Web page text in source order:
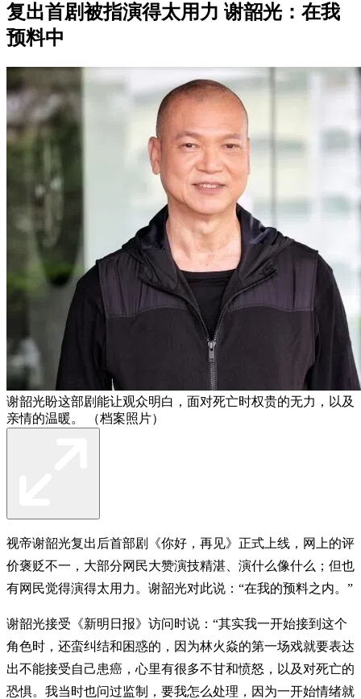
复出首剧被指演得太用力 谢韶光：在我
预料中
谢韶光盼这部剧能让观众明白，面对死亡时权贵的无力，以及
亲情的温暖。 （档案照片）
视帝谢韶光复出后首部剧《你好，再见》正式上线，网上的评
价褒贬不一，大部分网民大赞演技精湛、演什么像什么；但也
有网民觉得演得太用力。谢韶光对此说：“在我的预料之内。”
谢韶光接受《新明日报》访问时说：“其实我一开始接到这个
角色时，还蛮纠结和困惑的，因为林火焱的第一场戏就要表达
出不能接受自己患癌，心里有很多不甘和愤怒，以及对死亡的
恐惧。我当时也问过监制，要我怎么处理，因为一开始情绪就